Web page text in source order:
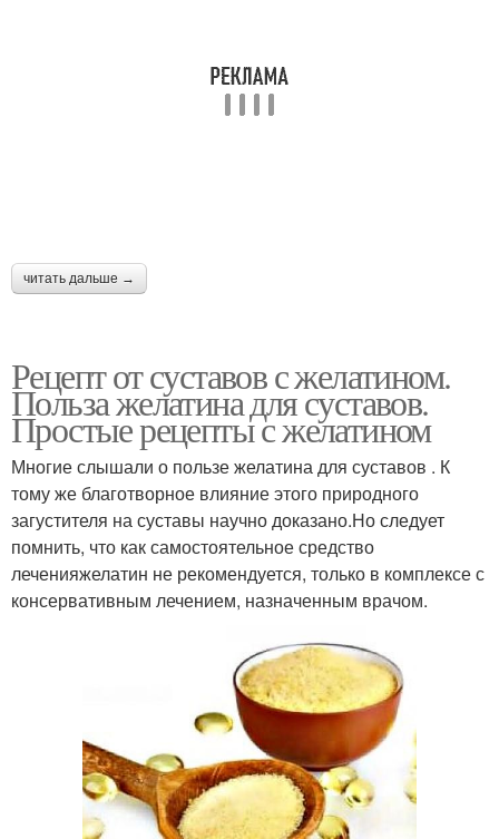
читать дальше →
Рецепт от суставов с желатином.
Польза желатина для суставов.
Простые рецепты с желатином
Многие слышали о пользе желатина для суставов . К
тому же благотворное влияние этого природного
загустителя на суставы научно доказано.Но следует
помнить, что как самостоятельное средство
леченияжелатин не рекомендуется, только в комплексе с
консервативным лечением, назначенным врачом.